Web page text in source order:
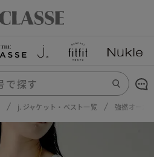
j. ジャケット・ベスト一覧 強撚オーガ